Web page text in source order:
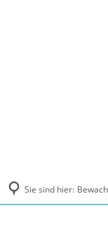
Sie sind hier: